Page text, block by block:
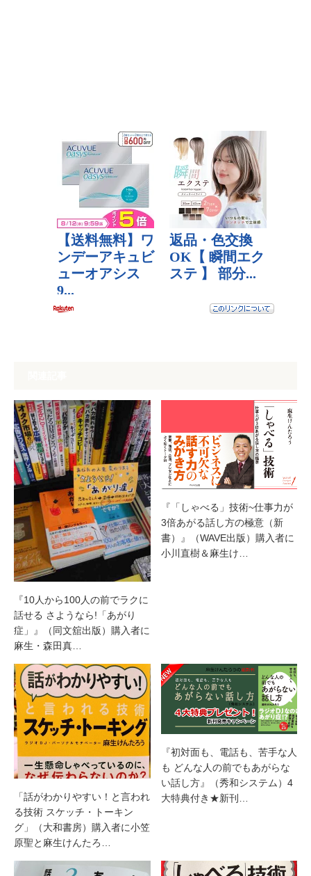
『10人から100人の前でラクに
話せる さようなら!「あがり
症」』（同文舘出版）購入者に
麻生・森田真…
『「しゃべる」技術~仕事力が
3倍あがる話し方の極意（新
書）』（WAVE出版）購入者に
小川直樹＆麻生け…
「話がわかりやすい！と言われ
る技術 スケッチ・トーキン
グ」（大和書房）購入者に小笠
原聖と麻生けんたろ…
『初対面も、電話も、苦手な人
も どんな人の前でもあがらな
い話し方』（秀和システム）4
大特典付き★新刊…